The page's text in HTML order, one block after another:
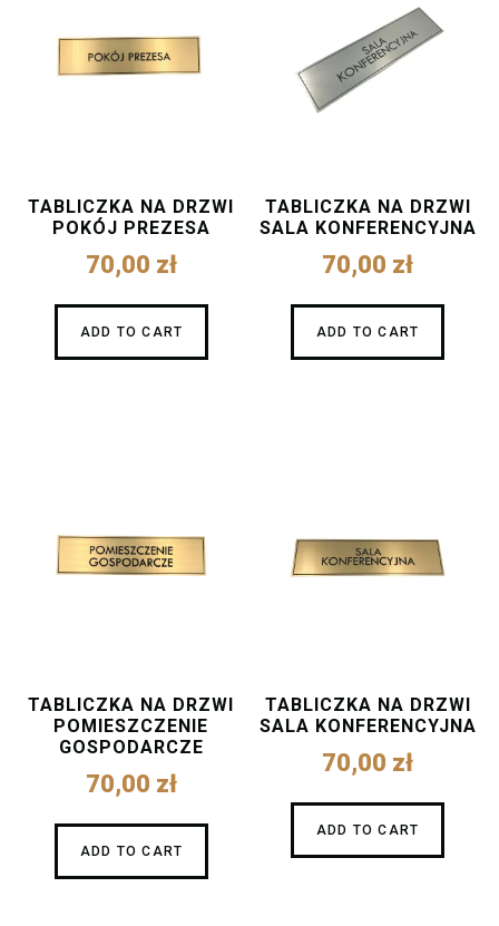
TABLICZKA NA DRZWI
POKÓJ PREZESA
70,00 zł
ADD TO CART
TABLICZKA NA DRZWI
SALA KONFERENCYJNA
70,00 zł
ADD TO CART
TABLICZKA NA DRZWI
POMIESZCZENIE
GOSPODARCZE
70,00 zł
ADD TO CART
TABLICZKA NA DRZWI
SALA KONFERENCYJNA
70,00 zł
ADD TO CART